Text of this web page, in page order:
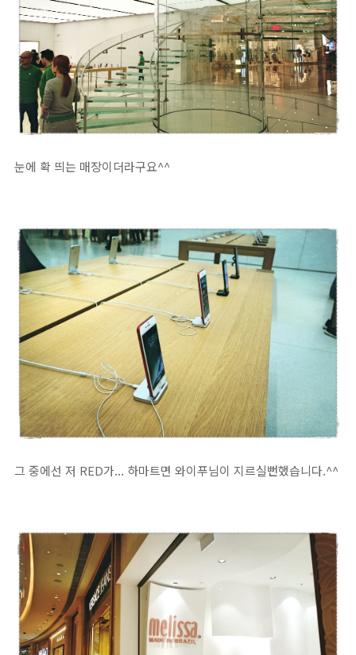
눈에 확 띄는 매장이더라구요^^
그 중에선 저 RED가... 하마트면 와이푸님이 지르실뻔했습니다.^^